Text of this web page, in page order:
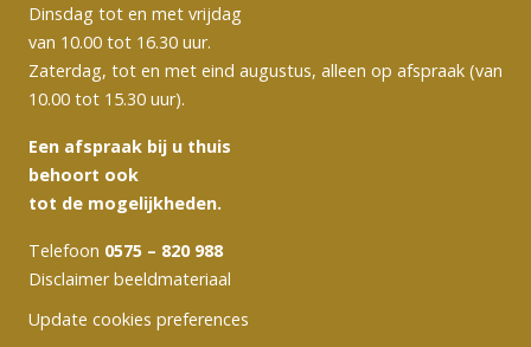
Dinsdag tot en met vrijdag
van 10.00 tot 16.30 uur.
Zaterdag, tot en met eind augustus, alleen op afspraak (van
10.00 tot 15.30 uur).
Een afspraak bij u thuis
behoort ook
tot de mogelijkheden.
Telefoon 0575 – 820 988
Disclaimer beeldmateriaal
Update cookies preferences